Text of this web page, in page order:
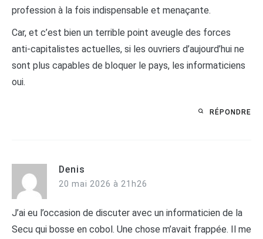
profession à la fois indispensable et menaçante.
Car, et c’est bien un terrible point aveugle des forces
anti-capitalistes actuelles, si les ouvriers d’aujourd’hui ne
sont plus capables de bloquer le pays, les informaticiens
oui.
RÉPONDRE
Denis
20 mai 2026 à 21h26
J’ai eu l’occasion de discuter avec un informaticien de la
Secu qui bosse en cobol. Une chose m’avait frappée. Il me